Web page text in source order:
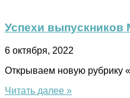
Успехи
6 октября, 2022
Открываем новую рубрику
Читать далее »